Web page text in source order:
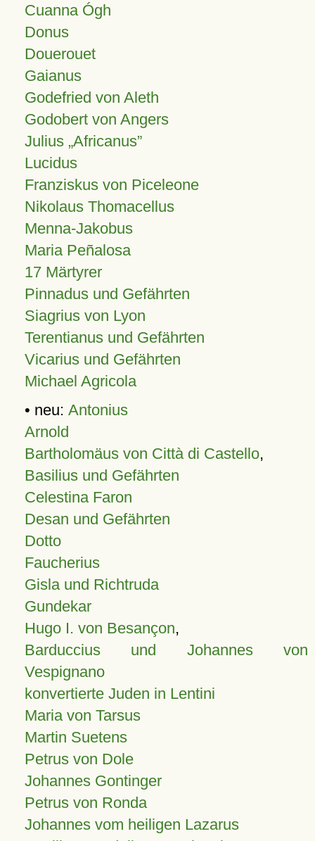
Cuanna Ógh
Donus
Douerouet
Gaianus
Godefried von Aleth
Godobert von Angers
Julius Africanus
Lucidus
Franziskus von Piceleone
Nikolaus Thomacellus
Menna-Jakobus
Maria Peñalosa
17 Märtyrer
Pinnadus und Gefährten
Siagrius von Lyon
Terentianus und Gefährten
Vicarius und Gefährten
Michael Agricola
• neu: Antonius
Arnold
Bartholomäus von Città di Castello,
Basilius und Gefährten
Celestina Faron
Desan und Gefährten
Dotto
Faucherius
Gisla und Richtruda
Gundekar
Hugo I. von Besançon,
Barduccius und Johannes von
Vespignano
konvertierte Juden in Lentini
Maria von Tarsus
Martin Suetens
Petrus von Dole
Johannes Gontinger
Petrus von Ronda
Johannes vom heiligen Lazarus